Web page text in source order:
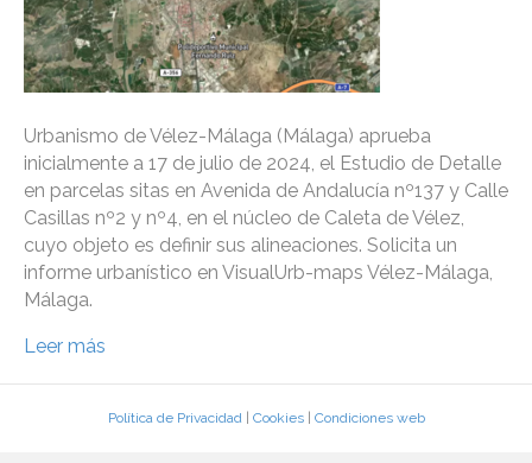
Urbanismo de Vélez-Málaga (Málaga) aprueba
inicialmente a 17 de julio de 2024, el Estudio de Detalle
en parcelas sitas en Avenida de Andalucía nº137 y Calle
Casillas nº2 y nº4, en el núcleo de Caleta de Vélez,
cuyo objeto es definir sus alineaciones. Solicita un
informe urbanístico en VisualUrb-maps Vélez-Málaga,
Málaga.
Leer más
Política de Privacidad| Cookies| Condiciones web